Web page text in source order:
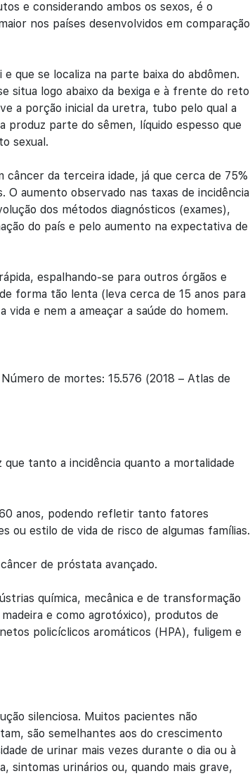
e considerando ambos os sexos, é o
nos países desenvolvidos em comparação
que se localiza na parte baixa do abdômen.
situa logo abaixo da bexiga e à frente do reto
a porção inicial da uretra, tubo pelo qual a
produz parte do sêmen, líquido espesso que
sexual.
da terceira idade, já que cerca de 75%
aumento observado nas taxas de incidência
dos métodos diagnósticos (exames),
do país e pelo aumento na expectativa de
espalhando-se para outros órgãos e
forma tão lenta (leva cerca de 15 anos para
vida e nem a ameaçar a saúde do homem.
de mortes: 15.576 (2018 – Atlas de
tanto a incidência quanto a mortalidade
anos, podendo refletir tanto fatores
ou estilo de vida de risco de algumas famílias.
de próstata avançado.
química, mecânica e de transformação
e como agrotóxico), produtos de
policíclicos aromáticos (HPA), fuligem e
silenciosa. Muitos pacientes não
são semelhantes aos do crescimento
de urinar mais vezes durante o dia ou à
sintomas urinários ou, quando mais grave,